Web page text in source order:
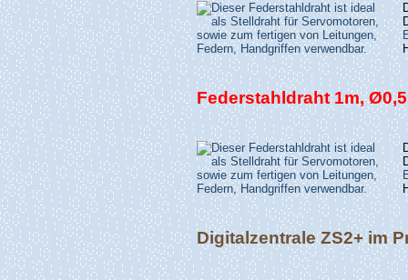
Federstahldraht 1m,
Digitalzentrale ZS2+ im